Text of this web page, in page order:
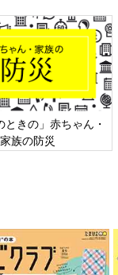
ャツ
ときの」赤ちゃん・
家族の防災